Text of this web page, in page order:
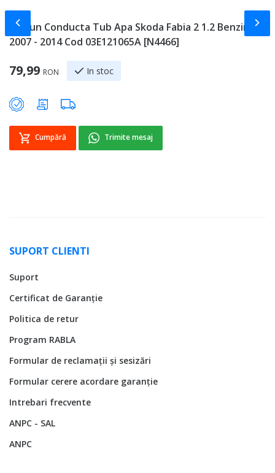
Furtun Conducta Tub Apa Skoda Fabia 2 1.2 Benzina
2007 - 2014 Cod 03E121065A [N4466]
79,99 RON In stoc
Cumpără Trimite mesaj
Slide-ul anterior
SUPORT CLIENTI
Suport
Certificat de Garanție
Politica de retur
Program RABLA
Formular de reclamații și sesizări
Formular cerere acordare garanție
Intrebari frecvente
ANPC - SAL
ANPC